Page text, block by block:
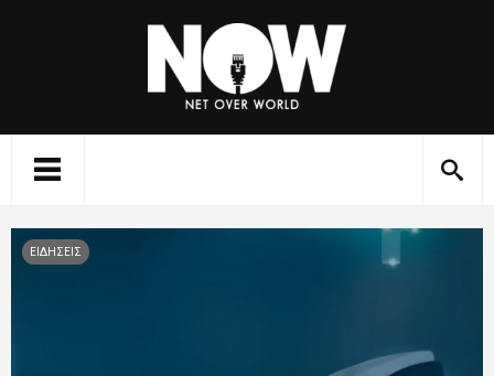
ΕΙΔΗΣΕΙΣ